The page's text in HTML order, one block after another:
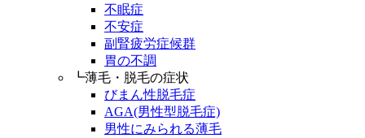
不眠症
不安症
副腎疲労症候群
胃の不調
┗薄毛・脱毛の症状
びまん性脱毛症
AGA(男性型脱毛症)
男性にみられる薄毛